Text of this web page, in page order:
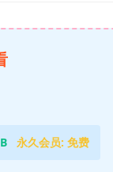
永久会员: 免费